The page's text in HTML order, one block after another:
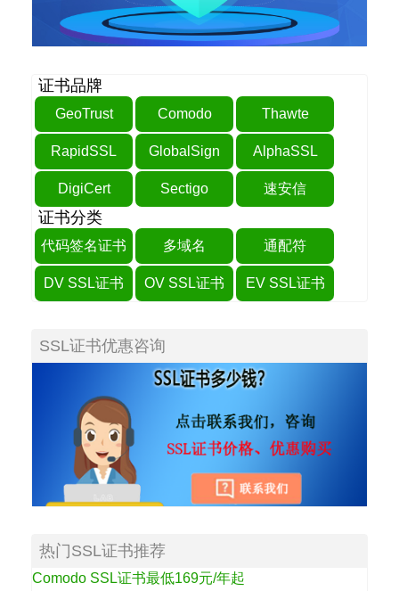
证书品牌
GeoTrust Comodo Thawte
RapidSSL GlobalSign AlphaSSL
DigiCert Sectigo 速安信
证书分类
代码签名证书 多域名 通配符
DV SSL证书 OV SSL证书 EV SSL证书
SSL证书优惠咨询
热门SSL证书推荐
Comodo SSL证书最低169元/年起